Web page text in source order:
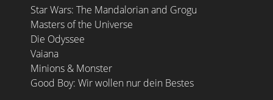
Star Wars: The Mandalorian and Grogu
Masters of the Universe
Die Odyssee
Vaiana
Minions & Monster
Good Boy: Wir wollen nur dein Bestes